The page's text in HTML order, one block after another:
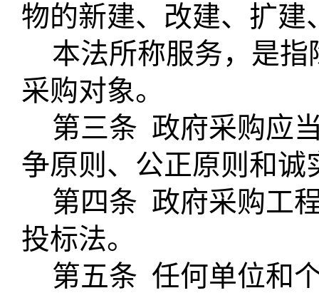
物的新建、改建、扩
本法所称服务，是
采购对象。
第三条 政府采购应
争原则、公正原则和诚
第四条 政府采购工
投标法。
第五条 任何单位和